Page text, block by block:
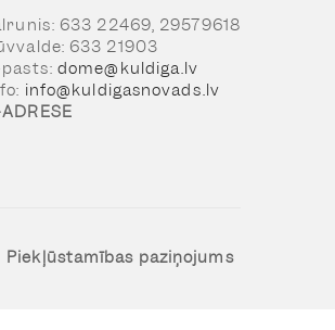
633 22469, 29579618
633 21903
dome@kuldiga.lv
info@kuldigasnovads.lv
Piekļūstamības paziņojums